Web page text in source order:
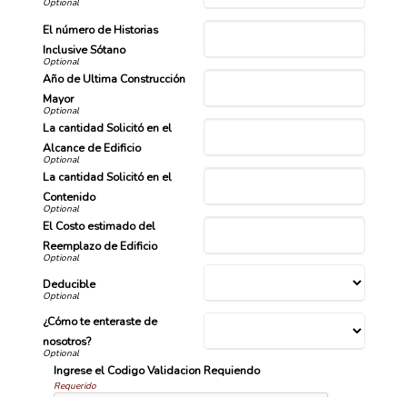
El número de Historias
Inclusive Sótano
Año de Ultima Construcción
Mayor
La cantidad Solicitó en el
Alcance de Edificio
La cantidad Solicitó en el
Contenido
El Costo estimado del
Reemplazo de Edificio
Deducible
¿Cómo te enteraste de
nosotros?
Ingrese el Codigo Validacion Requiendo
Requerido